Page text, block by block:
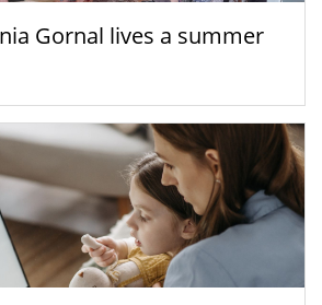
Gornal lives a summer